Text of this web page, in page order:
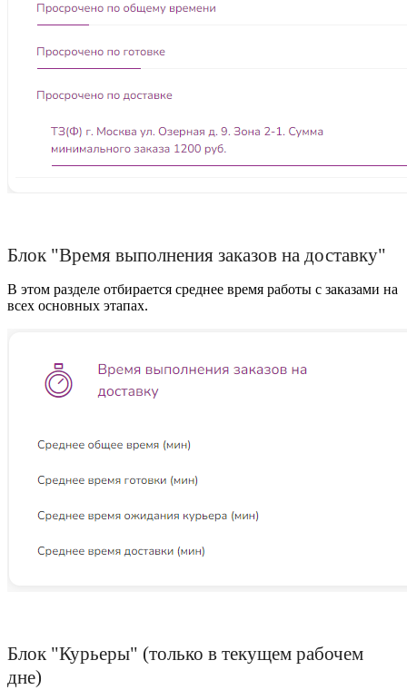
Блок "Время выполнения заказов на доставку"
В этом разделе отбирается среднее время работы с заказами на
всех основных этапах.
Блок "Курьеры" (только в текущем рабочем
дне)